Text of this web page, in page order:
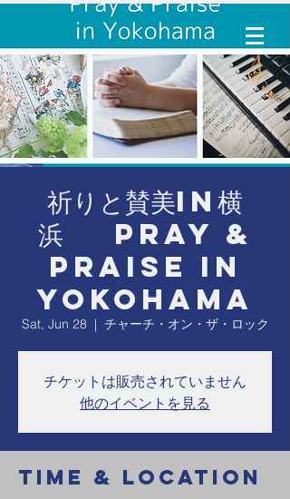
祈りと賛美in横
浜 Pray &
Praise in
Yokohama
Sat, Jun 28
  |
チャーチ・オン・ザ・ロック
チケットは販売されていません
他のイベントを見る
Time & Location